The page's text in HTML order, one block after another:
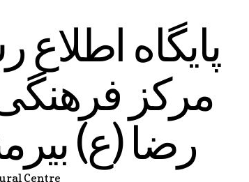
پایگاه اطلاع
مرکز
رضا (ع)
Centre